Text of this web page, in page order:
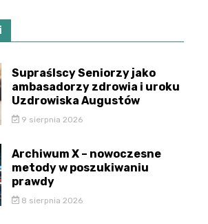
Supraślscy Seniorzy jako
ambasadorzy zdrowia i uroku
Uzdrowiska Augustów
9 sierpnia 2026
Archiwum X – nowoczesne
metody w poszukiwaniu
prawdy
8 sierpnia 2026